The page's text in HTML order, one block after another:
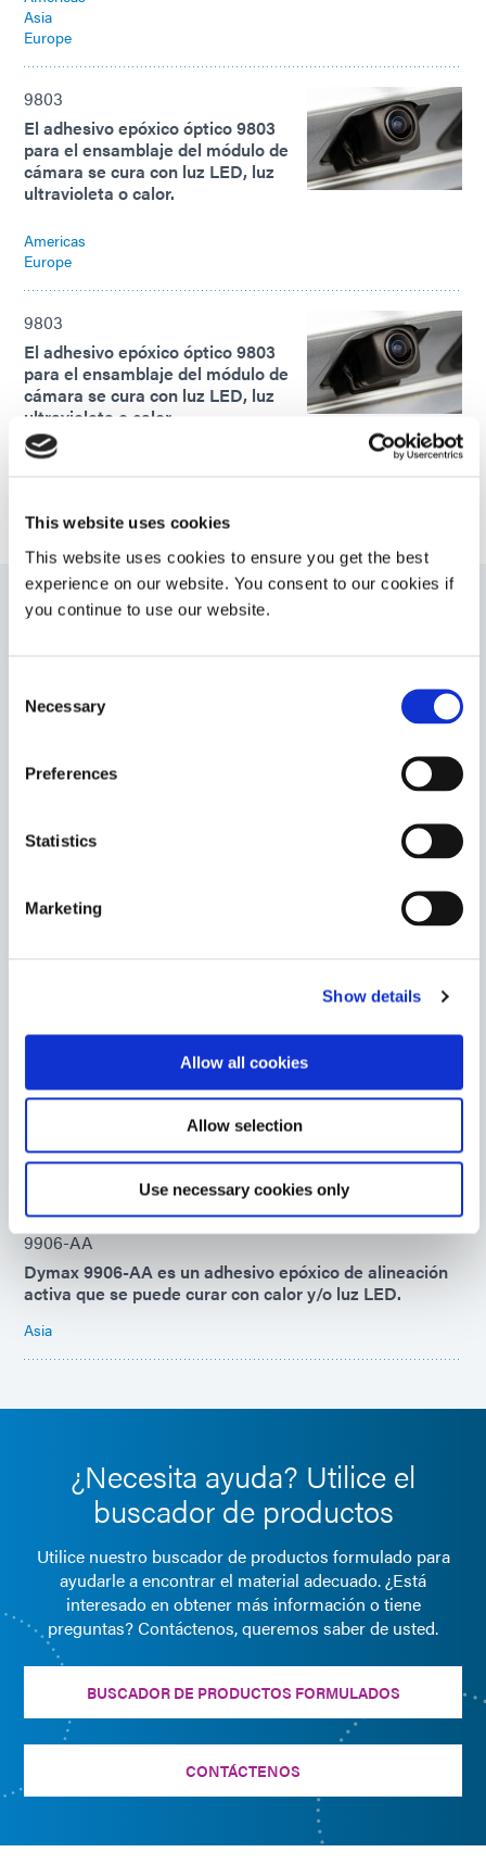
This website uses cookies
This website uses cookies to ensure you get the best
experience on our website. You consent to our cookies if
you continue to use our website.
Selection
Necessary
Preferences
Statistics
Marketing
Show details
Allow all cookies
Allow selection
Use necessary cookies only
Asia
Europe
9803
El adhesivo epóxico óptico 9803
para el ensamblaje del módulo de
cámara se cura con luz LED, luz
ultravioleta o calor.
Americas
Europe
9803
El adhesivo epóxico óptico 9803
para el ensamblaje del módulo de
cámara se cura con luz LED, luz
ultravioleta o calor.
Americas
encapsulado curable por luz y calor para ensamblajes
electrónicos y placas de circuitos donde se requiere
térmicos, así como a la abrasión. Este material
proporciona una cobertura óptima sobre geometrías de
Europe
Material de recubrimiento conformable y encapsulante
FPC. Este material se cura al exponerse a la luz
visible/UV y tiene una capacidad de curado térmico
secundario. Clasificación de inflamabilidad V-0 según
UL 94.
Asia
9906-AA
Dymax 9906-AA es un adhesivo epóxico de alineación
activa que se puede curar con calor y/o luz LED.
Asia
¿Necesita ayuda? Utilice el
buscador de productos
Utilice nuestro buscador de productos formulado para
ayudarle a encontrar el material adecuado. ¿Está
interesado en obtener más información o tiene
preguntas? Contáctenos, queremos saber de usted.
BUSCADOR DE PRODUCTOS FORMULADOS
CONTÁCTENOS